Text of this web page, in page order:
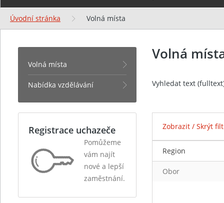
Úvodní stránka Volná místa
Volná
Vyhledat text
Zobrazit / Skrýt
Region
Obor
Volná místa
Nabídka vzdělávání
Registrace uchazeče
Pomůžeme
vám najít
nové a lepší
zaměstnání.